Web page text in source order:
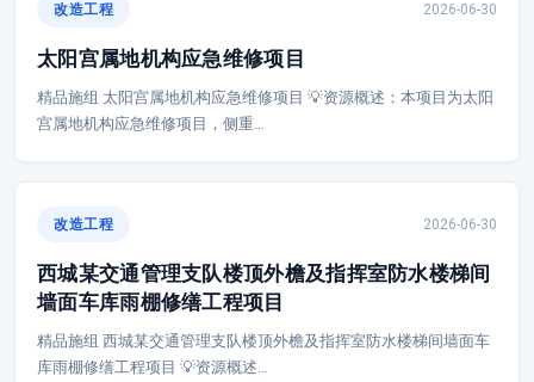
改造工程 2026-06-30
太阳宫属地机构应急维修项目
精品施组 太阳宫属地机构应急维修项目 💡资源概述：本项目为太阳
宫属地机构应急维修项目，侧重…
改造工程 2026-06-30
西城某交通管理支队楼顶外檐及指挥室防水楼梯间
墙面车库雨棚修缮工程项目
精品施组 西城某交通管理支队楼顶外檐及指挥室防水楼梯间墙面车
库雨棚修缮工程项目 💡资源概述…